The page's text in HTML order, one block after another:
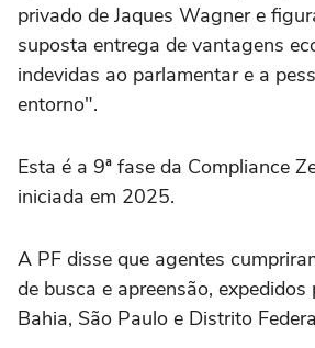
privado de Jaques Wagner e
suposta entrega de vantagens
indevidas ao parlamentar e a
entorno".
Esta é a 9ª fase da Compliance
iniciada em 2025.
A PF disse que agentes
de busca e apreensão, expedidos
Bahia, São Paulo e Distrito